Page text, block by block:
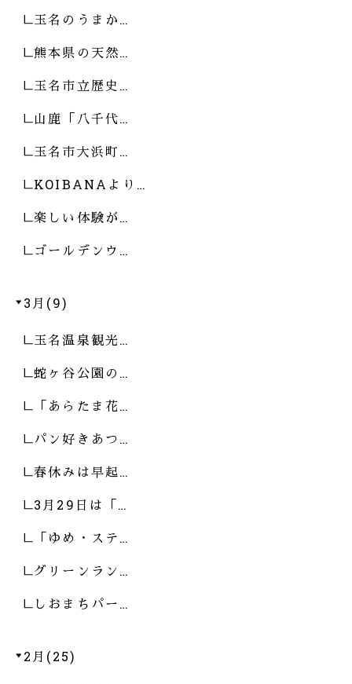
玉名のうまか…
熊本県の天然…
玉名市立歴史…
山鹿「八千代…
玉名市大浜町…
KOIBANAより…
楽しい体験が…
ゴールデンウ…
3月(9)
玉名温泉観光…
蛇ヶ谷公園の…
「あらたま花…
パン好きあつ…
春休みは早起…
3月29日は「…
「ゆめ・ステ…
グリーンラン…
しおまちパー…
2月(25)